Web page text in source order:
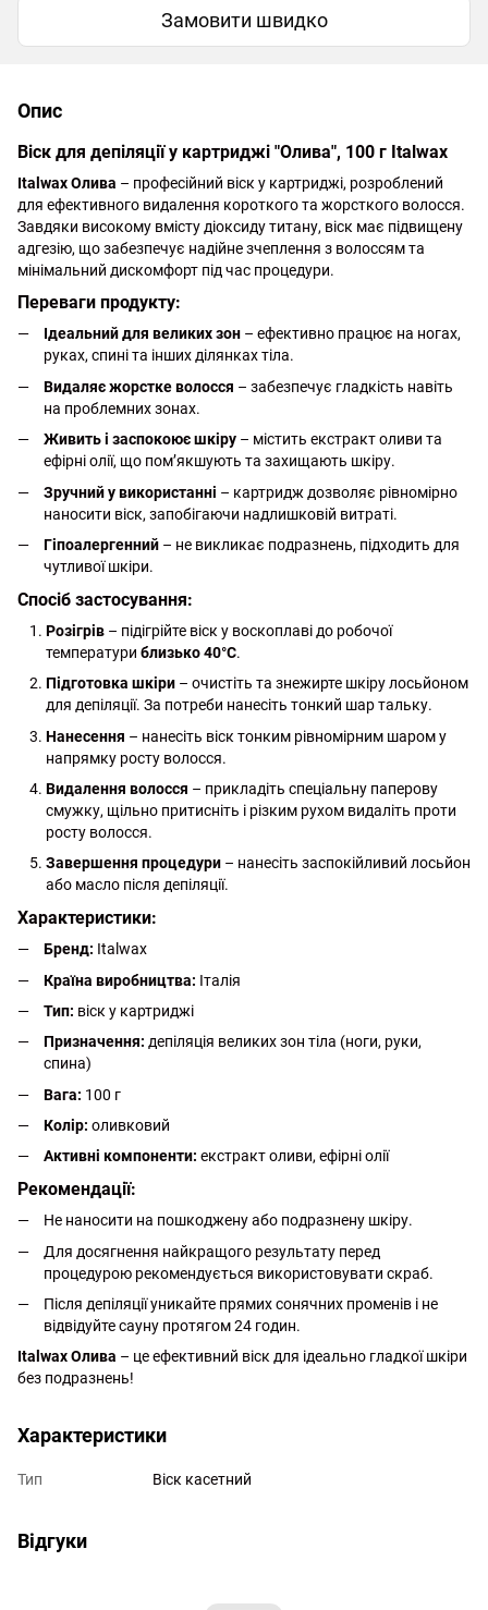
Замовити швидко
Опис
Віск для депіляції у картриджі "Олива", 100 г Italwax
Italwax Олива – професійний віск у картриджі, розроблений
для ефективного видалення короткого та жорсткого волосся.
Завдяки високому вмісту діоксиду титану, віск має підвищену
адгезію, що забезпечує надійне зчеплення з волоссям та
мінімальний дискомфорт під час процедури.
Переваги продукту:
Ідеальний для великих зон – ефективно працює на ногах,
руках, спині та інших ділянках тіла.
Видаляє жорстке волосся – забезпечує гладкість навіть
на проблемних зонах.
Живить і заспокоює шкіру – містить екстракт оливи та
ефірні олії, що пом’якшують та захищають шкіру.
Зручний у використанні – картридж дозволяє рівномірно
наносити віск, запобігаючи надлишковій витраті.
Гіпоалергенний – не викликає подразнень, підходить для
чутливої шкіри.
Спосіб застосування:
Розігрів – підігрійте віск у воскоплаві до робочої
температури близько 40°C.
Підготовка шкіри – очистіть та знежирте шкіру лосьйоном
для депіляції. За потреби нанесіть тонкий шар тальку.
Нанесення – нанесіть віск тонким рівномірним шаром у
напрямку росту волосся.
Видалення волосся – прикладіть спеціальну паперову
смужку, щільно притисніть і різким рухом видаліть проти
росту волосся.
Завершення процедури – нанесіть заспокійливий лосьйон
або масло після депіляції.
Характеристики:
Бренд: Italwax
Країна виробництва: Італія
Тип: віск у картриджі
Призначення: депіляція великих зон тіла (ноги, руки,
спина)
Вага: 100 г
Колір: оливковий
Активні компоненти: екстракт оливи, ефірні олії
Рекомендації:
Не наносити на пошкоджену або подразнену шкіру.
Для досягнення найкращого результату перед
процедурою рекомендується використовувати скраб.
Після депіляції уникайте прямих сонячних променів і не
відвідуйте сауну протягом 24 годин.
Italwax Олива – це ефективний віск для ідеально гладкої шкіри
без подразнень!
Характеристики
Тип Віск касетний
Відгуки